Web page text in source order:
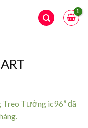
Treo Tường ic96” đã